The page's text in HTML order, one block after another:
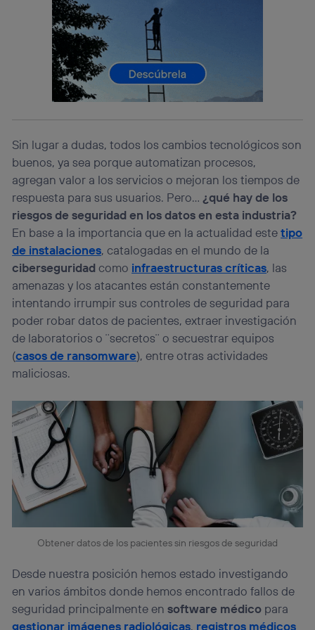
Sin lugar a dudas, todos los cambios tecnológicos son
buenos, ya sea porque automatizan procesos,
agregan valor a los servicios o mejoran los tiempos de
respuesta para sus usuarios. Pero… ¿qué hay de los
riesgos de seguridad en los datos en esta industria?
En base a la importancia que en la actualidad estetipo
de instalaciones, catalogadas en el mundo de la
ciberseguridadcomo infraestructuras críticas, las
amenazas y los atacantes están constantemente
intentando irrumpir sus controles de seguridad para
poder robar datos de pacientes, extraer investigación
de laboratorios o ¨secretos¨ o secuestrar equipos
(casos de ransomware), entre otras actividades
maliciosas.
Obtener datos de los pacientes sin riesgos de seguridad
Desde nuestra posición hemos estado investigando
en varios ámbitos donde hemos encontrado fallos de
seguridad principalmente ensoftware médico para
gestionar imágenes radiológicas, registros médicos
lo que cualquier persona que conecte su dispositivo y
consienta el uso de la tecnología recibirá el mismo
identificador. Típicamente:
Si utilizas unaconexión de banda ancha
el marketing o análisis se realizará en función de las
actividades de navegación de los miembros del hogar
que hayan dado su consentimiento.
navegación del usuario del móvil.
Puedes gestionar los consentimientos Utiq seleccionando
“Administrar Utiq” en la parte inferior de esta página web o
visitando el portal de privacidad de Utiq
(“consenthub”). Para más información, consulta
la política de privacidad de Utiq.